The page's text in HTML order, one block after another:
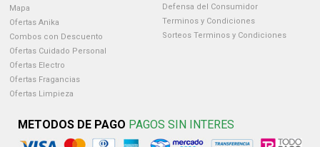
Mapa
Ofertas Anika
Combos con Descuento
Ofertas Cuidado Personal
Ofertas Electro
Ofertas Fragancias
Ofertas Limpieza
Defensa del Consumidor
Terminos y Condiciones
Sorteos Terminos y Condiciones
METODOS DE PAGO PAGOS SIN INTERES